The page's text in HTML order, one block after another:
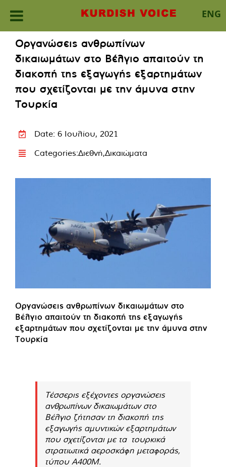
ENG
content
Οργανώσεις ανθρωπίνων
δικαιωμάτων στο Βέλγιο απαιτούν τη
διακοπή της εξαγωγής εξαρτημάτων
που σχετίζονται με την άμυνα στην
Τουρκία
Date: 6 Ιουλίου, 2021
Categories:Διεθνή,Δικαιώματα
Οργανώσεις ανθρωπίνων δικαιωμάτων στο
Βέλγιο απαιτούν τη διακοπή της εξαγωγής
εξαρτημάτων που σχετίζονται με την άμυνα στην
Τουρκία
Τέσσερις εξέχοντες οργανώσεις
ανθρωπίνων δικαιωμάτων στο
Βέλγιο ζήτησαν τη διακοπή της
εξαγωγής αμυντικών εξαρτημάτων
που σχετίζονται με τα τουρκικά
στρατιωτικά αεροσκάφη μεταφοράς,
τύπου A400M.